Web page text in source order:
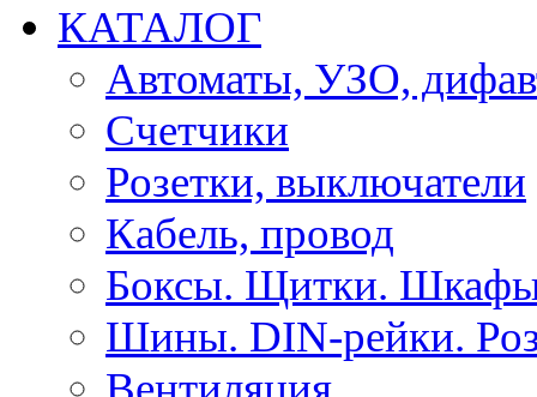
КАТАЛОГ
Автоматы, УЗО,
Счетчики
Розетки, выключатели
Кабель, провод
Боксы. Щитки.
Шины. DIN-рейки.